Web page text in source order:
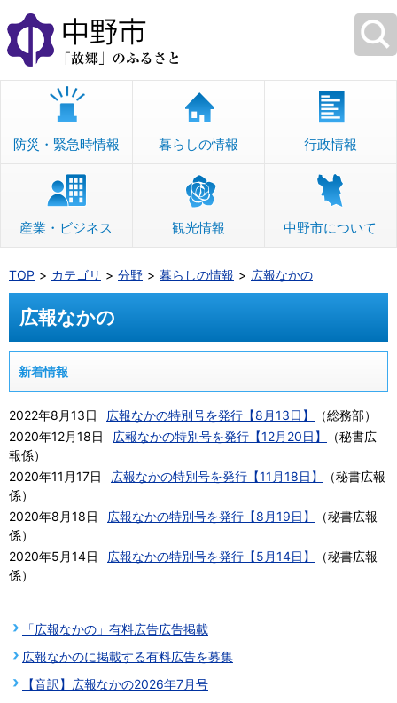
本
文
へ
移
防災・緊急時情報 暮らしの情報 行政情報
産業・ビジネス 観光情報 中野市について
TOP カテゴリ 分野 暮らしの情報 広報なかの
広報なかの
新着情報
2022年8月13日 広報なかの特別号を発行【8月13日】 （総務部）
2020年12月18日
広報なかの特別号を発行【12月20日】 （秘書広
報係）
2020年11月17日
広報なかの特別号を発行【11月18日】 （秘書広報
係）
2020年8月18日
広報なかの特別号を発行【8月19日】 （秘書広報
係）
2020年5月14日
広報なかの特別号を発行【5月14日】 （秘書広報
係）
「広報なかの」有料広告広告掲載
広報なかのに掲載する有料広告を募集
【音訳】広報なかの2026年7月号